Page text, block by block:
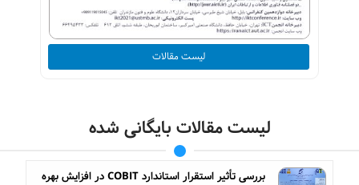
لیست مقالات
لیست مقالات بایگانی شده
بررسی تأثیر استقرار استاندارد COBIT در افزایش بهره